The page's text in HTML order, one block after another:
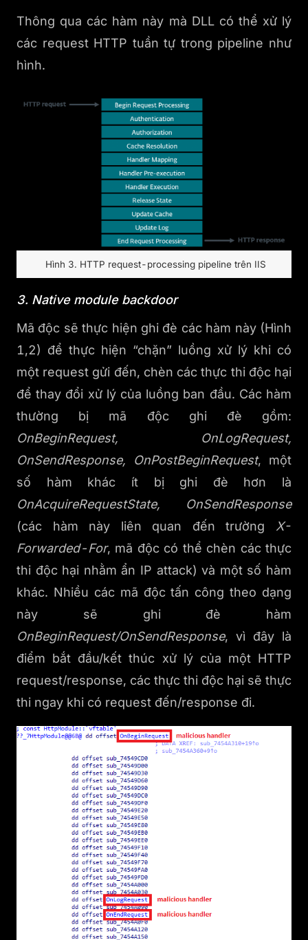
Thông qua các hàm này mà DLL có thể xử lý
các request HTTP tuần tự trong pipeline như
hình.
Hình 3. HTTP request-processing pipeline trên IIS
3. Native module backdoor
Mã độc sẽ thực hiện ghi đè các hàm này (Hình
1,2) để thực hiện “chặn” luồng xử lý khi có
một request gửi đến, chèn các thực thi độc hại
để thay đổi xử lý của luồng ban đầu. Các hàm
thường bị mã độc ghi đè gồm:
OnBeginRequest, OnLogRequest,
OnSendResponse, OnPostBeginRequest, một
số hàm khác ít bị ghi đè hơn là
OnAcquireRequestState, OnSendResponse
(các hàm này liên quan đến trường X-
Forwarded-For, mã độc có thể chèn các thực
thi độc hại nhằm ẩn IP attack) và một số hàm
khác. Nhiều các mã độc tấn công theo dạng
này sẽ ghi đè hàm
OnBeginRequest/OnSendResponse, vì đây là
điểm bắt đầu/kết thúc xử lý của một HTTP
request/response, các thực thi độc hại sẽ thực
thi ngay khi có request đến/response đi.